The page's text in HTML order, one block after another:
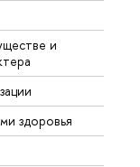
и
здоровья